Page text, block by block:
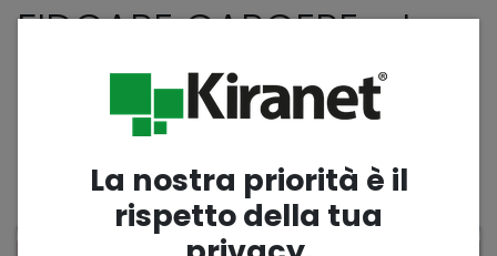
FIDCARE CARCERE - La
soluzione integrata per
la gestione della salute
dei detenuti
4 luglio 2023 KIRANET srl, Silvana Delle Curti
La nostra priorità è il
rispetto della tua